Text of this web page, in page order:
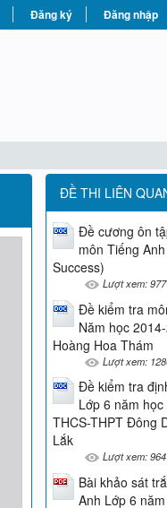
Đăng ký Đăng nhập
ĐỀ THI LIÊN
Đề cương ôn
môn Tiếng
Success)
Lượt xem: 977
Đề kiểm tra
Năm học
Hoàng Hoa Thám
Lượt xem:
Đề kiểm tra
Lớp 6 năm
THCS-THPT Đông
Lắk
Lượt xem: 964
Bài khảo sát
Anh Lớp 6